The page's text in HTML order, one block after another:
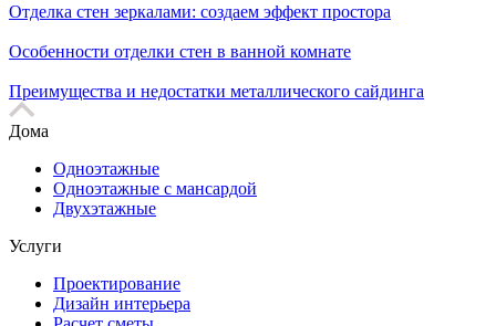
Отделка стен зеркалами: создаем эффект простора
Особенности отделки стен в ванной комнате
Преимущества и недостатки металлического сайдинга
Дома
Одноэтажные
Одноэтажные с мансардой
Двухэтажные
Услуги
Проектирование
Дизайн интерьера